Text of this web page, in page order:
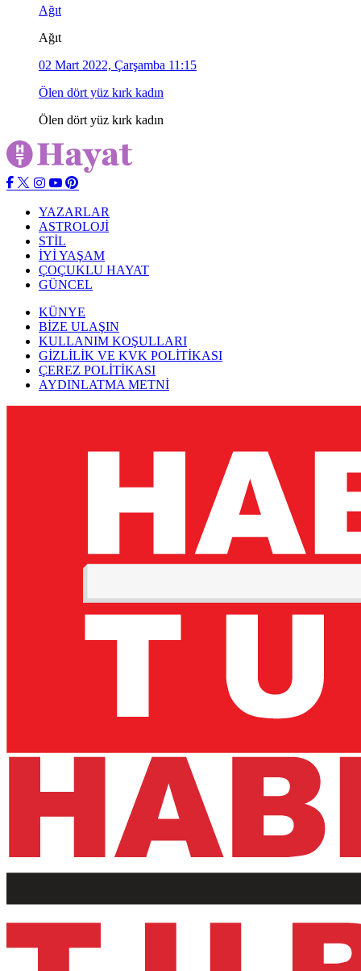
Ağıt
Ağıt
02 Mart 2022, Çarşamba 11:15
Ölen dört yüz kırk kadın
Ölen dört yüz kırk kadın
YAZARLAR
ASTROLOJİ
STİL
İYİ YAŞAM
ÇOÇUKLU HAYAT
GÜNCEL
KÜNYE
BİZE ULAŞIN
KULLANIM KOŞULLARI
GİZLİLİK VE KVK POLİTİKASI
ÇEREZ POLİTİKASI
AYDINLATMA METNİ